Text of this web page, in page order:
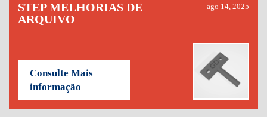
STEP MELHORIAS DE
ARQUIVO
ago 14, 2025
Consulte Mais
informação